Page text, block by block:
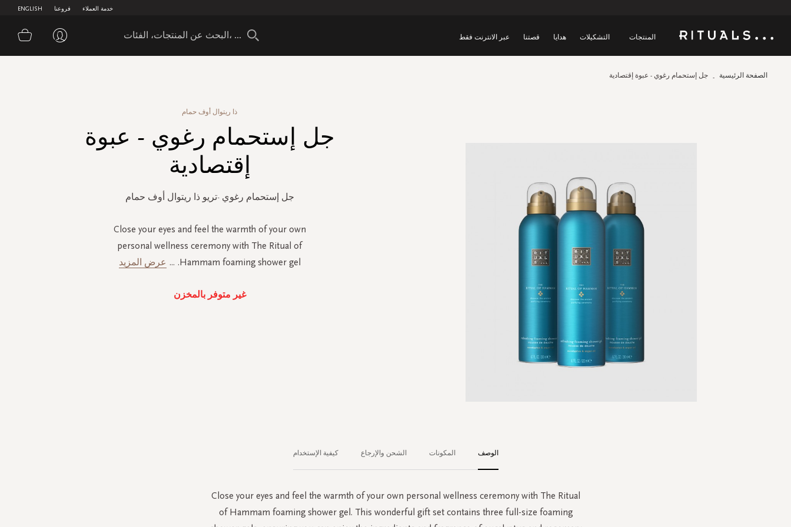
ENGLISH فروعنا خدمة العملاء
المنتجات التشكيلات هدايا قصتنا عبر الانترنت فقط سلة
الصفحة الرئيسية جل إستحمام رغوي - عبوة إقتصادية
ذا ريتوال أوف حمام
جل إستحمام رغوي - عبوة
إقتصادية
جل إستحمام رغوي -تريو ذا ريتوال أوف حمام
Close your eyes and feel the warmth of your own
personal wellness ceremony with The Ritual of
Hammam foaming shower gel.
... عرض المزيد
غير متوفر بالمخزن
الوصف
Close your eyes and feel the warmth of your own personal wellness ceremony with The Ritual
of Hammam foaming shower gel. This wonderful gift set contains three full-size foaming
المكونات الشحن والإرجاع كيفية الإستخدام